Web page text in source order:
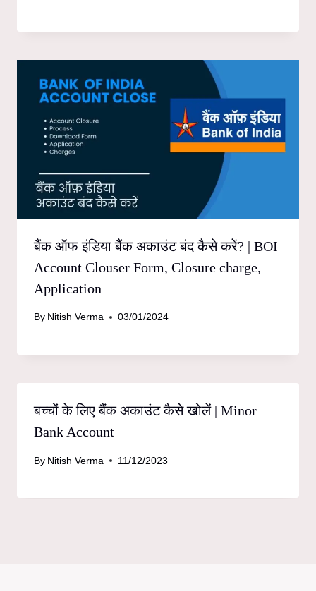
बैंक ऑफ इंडिया बैंक अकाउंट बंद कैसे करें? | BOI
Account Clouser Form, Closure charge,
Application
By Nitish Verma 03/01/2024
बच्चों के लिए बैंक अकाउंट कैसे खोलें | Minor
Bank Account
By Nitish Verma 11/12/2023